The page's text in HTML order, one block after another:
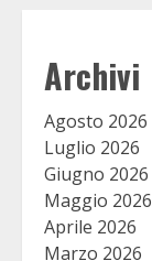
Archivi
Agosto 2026
Luglio 2026
Giugno 2026
Maggio 2026
Aprile 2026
Marzo 2026